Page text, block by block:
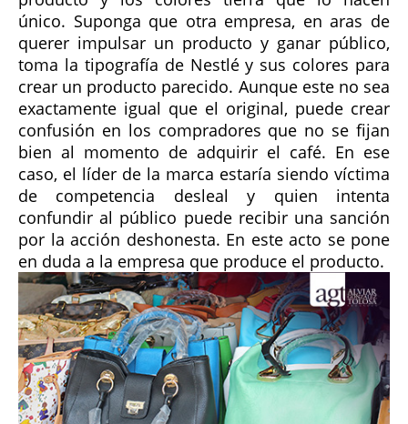
único. Suponga que otra empresa, en aras de
querer impulsar un producto y ganar público,
toma la tipografía de Nestlé y sus colores para
crear un producto parecido. Aunque este no sea
exactamente igual que el original, puede crear
confusión en los compradores que no se fijan
bien al momento de adquirir el café. En ese
caso, el líder de la marca estaría siendo víctima
de competencia desleal y quien intenta
confundir al público puede recibir una sanción
por la acción deshonesta. En este acto se pone
en duda a la empresa que produce el producto.